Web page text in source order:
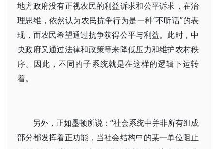
地方政府没有正视农民的利益诉求和公平诉求，在治
理思维，依然认为农民抗争行为是一种“不听话”的表
现，而农民希望通过抗争获得公平与利益。此时，中
央政府又通过法律和政策等来降低压力和维护农村秩
序。因此，不同的子系统就是在这样的逻辑下运转
着。
另外，正如墨顿所说：“社会系统中并非所有组成
部分都发挥着正功能，当社会结构中的某一单位阻止